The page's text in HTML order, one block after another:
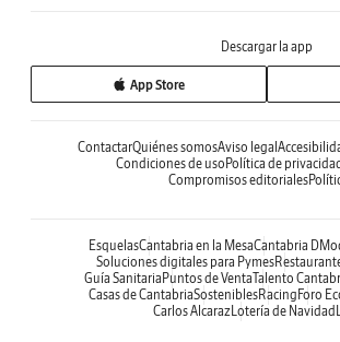
Descargar la app
App Store
ContactarQuiénes somosAviso legal
Condiciones de uso Política de privacidad
Compromisos editoriales
EsquelasCantabria en la MesaCantabria
Soluciones digitales para Pymes
Guía Sanitaria Puntos de VentaTalento
Casas de CantabriaSosteniblesRacing Foro
Carlos AlcarazLotería de Navidad